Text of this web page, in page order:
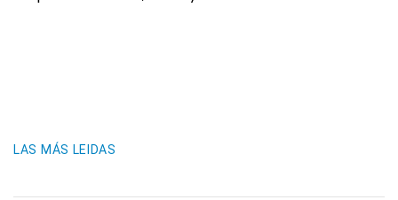
LAS MÁS LEIDAS